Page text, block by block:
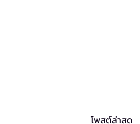
โพสต์ล่าสุด